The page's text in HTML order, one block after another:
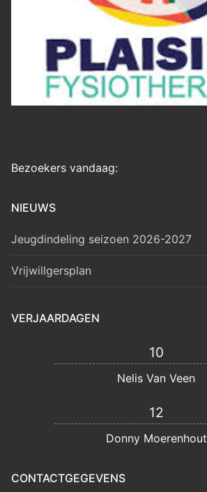
Bezoekers vandaag:
NIEUWS
Jeugdindeling seizoen 2026-2027
Vrijwillgersplan
VERJAARDAGEN
10
Nelis Van Veen
12
Donny Moerenhout
CONTACTGEGEVENS